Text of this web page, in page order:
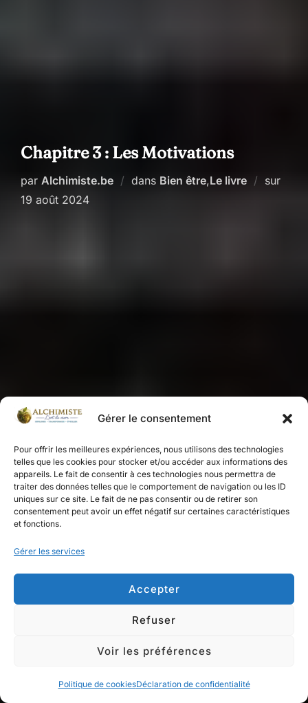
Gérer le consentement
Pour offrir les meilleures expériences, nous utilisons des technologies
telles que les cookies pour stocker et/ou accéder aux informations des
appareils. Le fait de consentir à ces technologies nous permettra de
traiter des données telles que le comportement de navigation ou les ID
uniques sur ce site. Le fait de ne pas consentir ou de retirer son
consentement peut avoir un effet négatif sur certaines caractéristiques
et fonctions.
Gérer les services
Accepter
Refuser
Voir les préférences
Politique de cookiesDéclaration de confidentialité
Chapitre 3 : Les Motivations
par Alchimiste.be dans Bien être,Le livre sur
19 août 2024